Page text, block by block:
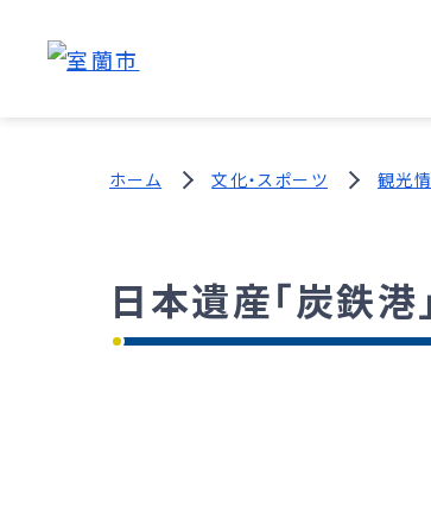
ホーム 文化・スポーツ 観光
日本遺産「炭鉄港」